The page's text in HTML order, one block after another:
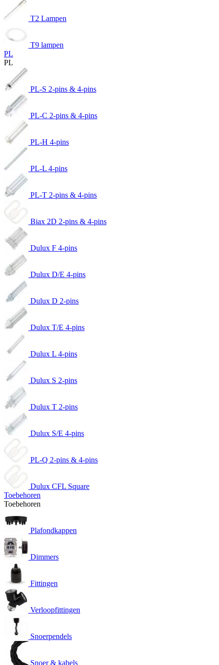
T2 Lampen
T9 lampen
PL
PL
PL-S 2-pins & 4-pins
PL-C 2-pins & 4-pins
PL-H 4-pins
PL-L 4-pins
PL-T 2-pins & 4-pins
Biax 2D 2-pins & 4-pins
Dulux F 4-pins
Dulux D/E 4-pins
Dulux D 2-pins
Dulux T/E 4-pins
Dulux L 4-pins
Dulux S 2-pins
Dulux T 2-pins
Dulux S/E 4-pins
PL-Q 2-pins & 4-pins
Dulux CFL Square
Toebehoren
Toebehoren
Plafondkappen
Dimmers
Fittingen
Verloopfittingen
Snoerpendels
Snoer & kabels